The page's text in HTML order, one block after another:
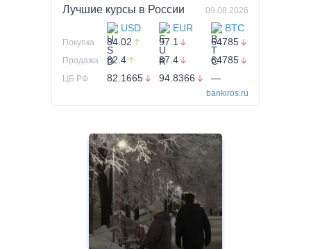
Лучшие курсы в России 09.08.2026
USD EUR BTC
Покупка 84.02 97.1 64785
Продажа 82.4 87.4 64785
ЦБ РФ 82.1665 94.8366 —
bankiros.ru